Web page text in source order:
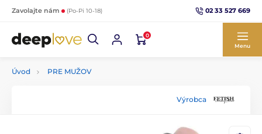
Zavolajte nám (Po-Pi 10-18) 02 33 527 669
0
Menu
Úvod PRE MUŽOV
Výrobca